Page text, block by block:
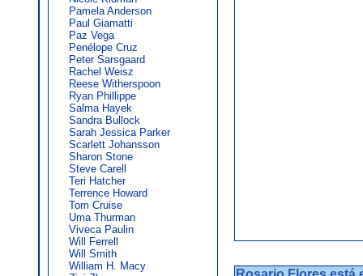
Pamela Anderson
Paul Giamatti
Paz Vega
Penélope Cruz
Peter Sarsgaard
Rachel Weisz
Reese Witherspoon
Ryan Phillippe
Salma Hayek
Sandra Bullock
Sarah Jessica Parker
Scarlett Johansson
Sharon Stone
Steve Carell
Teri Hatcher
Terrence Howard
Tom Cruise
Uma Thurman
Viveca Paulin
Will Ferrell
Will Smith
William H. Macy